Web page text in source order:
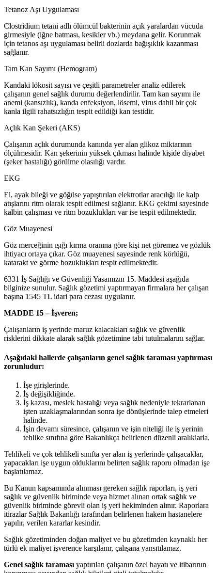
Tetanoz Aşı Uygulaması
Clostridium tetani adlı ölümcül bakterinin açık yaralardan vücuda
girmesiyle (iğne batması, kesikler vb.) meydana gelir. Korunmak
için tetanos aşı uygulaması belirli dozlarda bağışıklık kazanması
sağlanır.
Tam Kan Sayımı (Hemogram)
Kandaki lökosit sayısı ve çeşitli parametreler analiz edilerek
çalışanın genel sağlık durumu değerlendirilir. Tam kan sayımı ile
anemi (kansızlık), kanda enfeksiyon, lösemi, virus dahil bir çok
kanla ilgili rahatsızlığın tespit edildiği kan testidir.
Açlık Kan Şekeri (AKS)
Çalışanın açlık durumunda kanında yer alan glikoz miktarının
ölçülmesidir. Kan şekerinin yüksek çıkması halinde kişide diyabet
(şeker hastalığı) görülme olasılığı vardır.
EKG
El, ayak bileği ve göğüse yapıştırılan elektrotlar aracılığı ile kalp
atışlarını ritm olarak tespit edilmesi sağlanır. EKG çekimi sayesinde
kalbin çalışması ve ritm bozuklukları var ise tespit edilmektedir.
Göz Muayenesi
Göz merceğinin ışığı kırma oranına göre kişi net göremez ve gözlük
ihtiyacı ortaya çıkar. Göz muayenesi sayesinde renk körlüğü,
katarakt ve görme bozuklukları tespit edilmektedir.
6331 İş Sağlığı ve Güvenliği Yasamızın 15. Maddesi aşağıda
bilginize sunulur. Sağlık gözetimi yaptırmayan firmalara her çalışan
başına 1545 TL idari para cezası uygulanır.
MADDE 15 – İşveren;
Çalışanların iş yerinde maruz kalacakları sağlık ve güvenlik
risklerini dikkate alarak sağlık gözetimine tabi tutulmalarını sağlar.
Aşağıdaki hallerde çalışanların genel sağlık taraması yaptırması
zorunludur:
İşe girişlerinde.
İş değişikliğinde.
İş kazası, meslek hastalığı veya sağlık nedeniyle tekrarlanan
işten uzaklaşmalarından sonra işe dönüşlerinde talep etmeleri
halinde.
İşin devamı süresince, çalışanın ve işin niteliği ile iş yerinin
tehlike sınıfına göre Bakanlıkça belirlenen düzenli aralıklarla.
Tehlikeli ve çok tehlikeli sınıfta yer alan iş yerlerinde çalışacaklar,
yapacakları işe uygun olduklarını belirten sağlık raporu olmadan işe
başlatılamaz.
Bu Kanun kapsamında alınması gereken sağlık raporları, iş yeri
sağlık ve güvenlik biriminde veya hizmet alınan ortak sağlık ve
güvenlik biriminde görevli olan iş yeri hekiminden alınır. Raporlara
itirazlar Sağlık Bakanlığı tarafından belirlenen hakem hastanelere
yapılır, verilen kararlar kesindir.
Sağlık gözetiminden doğan maliyet ve bu gözetimden kaynaklı her
türlü ek maliyet işverence karşılanır, çalışana yansıtılamaz.
Genel sağlık taraması yaptırılan çalışanın özel hayatı ve itibarının